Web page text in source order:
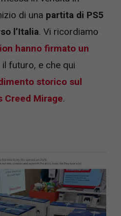
di una partita di PS5
l’Italia. Vi ricordiamo
hanno firmato un
il futuro, e che qui
storico sul
Creed Mirage.